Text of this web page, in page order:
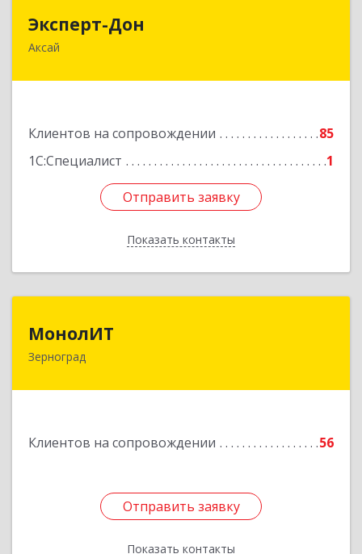
Эксперт-Дон
Аксай
Клиентов на сопровождении
85
1С:Специалист
1
Отправить заявку
Показать контакты
346720, Ростовская обл, Аксай г, Буденного ул,
Отправить заявку
Назад
МонолИТ
Зерноград
Клиентов на сопровождении 56
Отправить заявку
Показать контакты
347740, Ростовская обл, Зерноградский р-н,
Отправить заявку
Назад